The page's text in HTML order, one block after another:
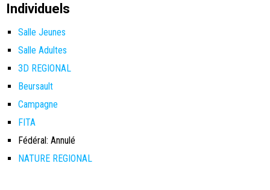
Individuels
Salle Jeunes
Salle Adultes
3D REGIONAL
Beursault
Campagne
FITA
Fédéral: Annulé
NATURE REGIONAL